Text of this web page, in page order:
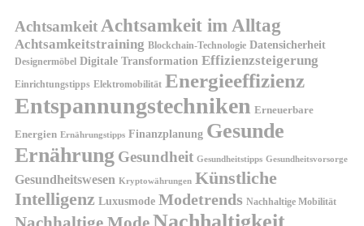
AchtsamkeitAchtsamkeit im Alltag
Achtsamkeitstraining Blockchain-Technologie Datensicherheit
Designermöbel Digitale Transformation Effizienzsteigerung
Einrichtungstipps Elektromobilität Energieeffizienz
Entspannungstechniken Erneuerbare
Energien Ernährungstipps Finanzplanung Gesunde
Ernährung Gesundheit Gesundheitstipps Gesundheitsvorsorge
Gesundheitswesen Kryptowährungen Künstliche
Intelligenz Luxusmode Modetrends Nachhaltige Mobilität